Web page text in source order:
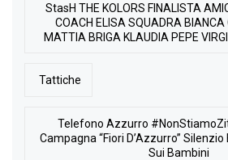
StasH THE KOLORS FINALISTA
COACH ELISA SQUADRA
MATTIA BRIGA KLAUDIA PEPE
Tattiche
Telefono Azzurro
Campagna “Fiori D’Azzurro”
Sui Bambini